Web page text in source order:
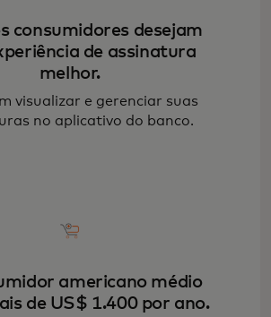
consumidores desejam
de assinatura
melhor.
visualizar e gerenciar suas
no aplicativo do banco.
americano médio
de US$ 1.400 por ano.